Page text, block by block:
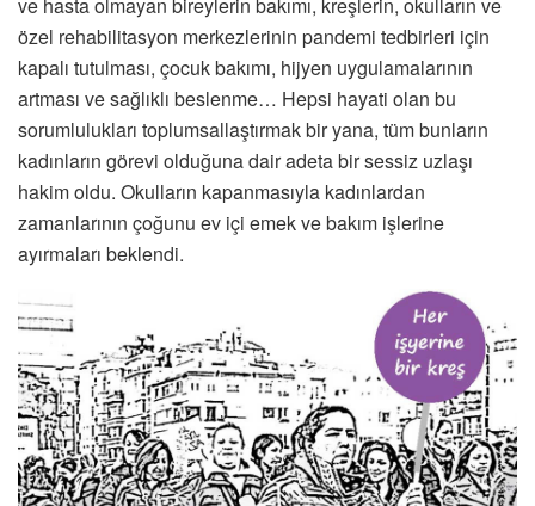
ve hasta olmayan bireylerin bakımı, kreşlerin, okulların ve
özel rehabilitasyon merkezlerinin pandemi tedbirleri için
kapalı tutulması, çocuk bakımı, hijyen uygulamalarının
artması ve sağlıklı beslenme… Hepsi hayati olan bu
sorumlulukları toplumsallaştırmak bir yana, tüm bunların
kadınların görevi olduğuna dair adeta bir sessiz uzlaşı
hakim oldu. Okulların kapanmasıyla kadınlardan
zamanlarının çoğunu ev içi emek ve bakım işlerine
ayırmaları beklendi.